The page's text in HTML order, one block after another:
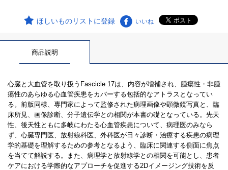
ほしいものリストに登録 いいね
商品説明
心臓と大血管を取り扱うFascicle 17は、内容が増補され、腫瘍性・非腫
瘍性のあらゆる心血管疾患をカバーする包括的なアトラスとなってい
る。前版同様、専門家によって監修された病理画像や顕微鏡写真と、臨
床所見、画像診断、分子遺伝学との相関が本書の礎となっている。先天
性、後天性ともに多岐にわたる心血管疾患について、病理医のみなら
ず、心臓専門医、放射線科医、外科医が日々診断・治療する疾患の病理
学的基礎を理解するための参考となるよう、臨床に関連する側面に焦点
を当てて解説する。また、病理学と放射線学との相関を可能とし、患者
ケアにおける学際的なアプローチを促進する2Dイメージング技術を反